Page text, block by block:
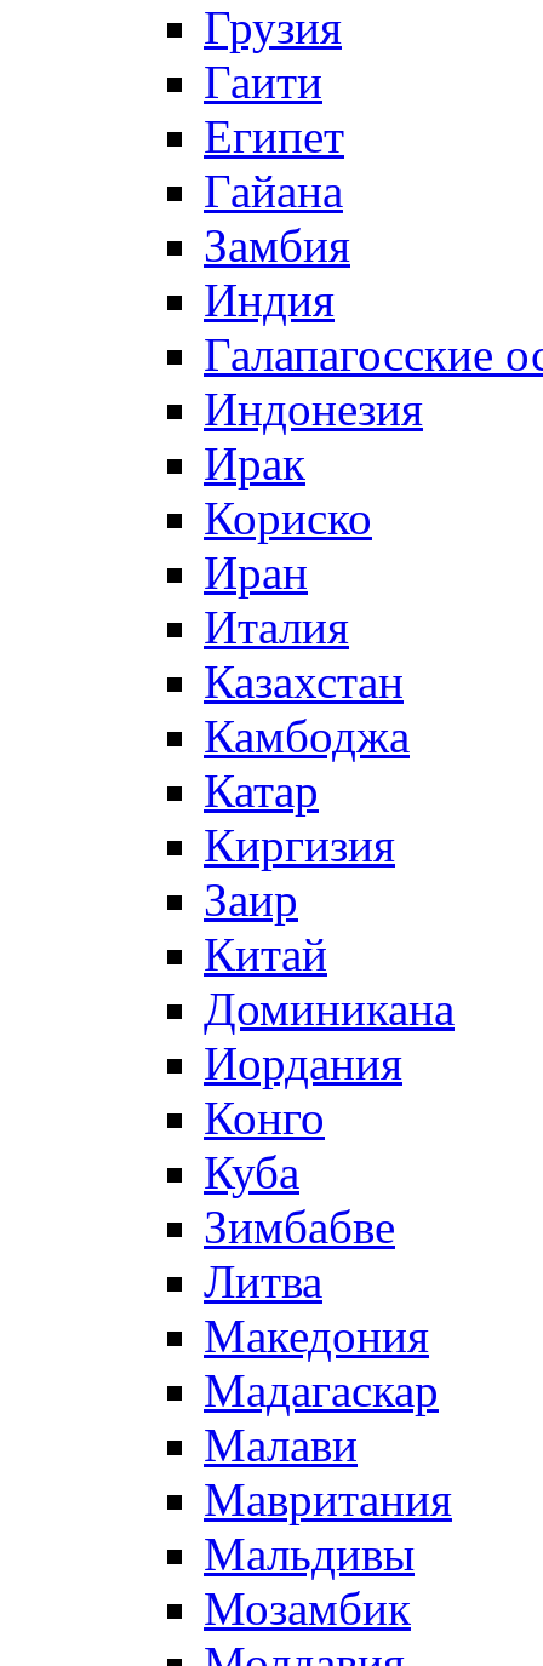
Грузия
Гаити
Египет
Гайана
Замбия
Индия
Галапагосские
Индонезия
Ирак
Кориско
Иран
Италия
Казахстан
Камбоджа
Катар
Киргизия
Заир
Китай
Доминикана
Иордания
Конго
Куба
Зимбабве
Литва
Македония
Мадагаскар
Малави
Мавритания
Мальдивы
Мозамбик